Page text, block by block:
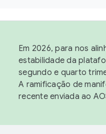
Em 2026, para nos
estabilidade da
segundo e quarto
A ramificação de
recente enviada ao